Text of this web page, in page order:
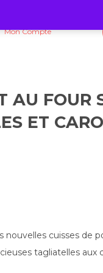
Mon Compte
AU FOUR
ET
cuisses de
tagliatelles aux